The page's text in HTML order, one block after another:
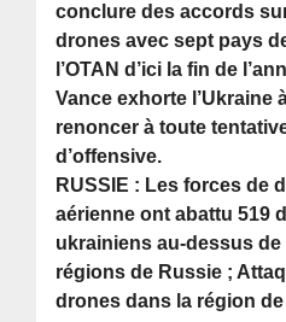
conclure des accords
drones avec sept pays
l’OTAN d’ici la fin de
Vance exhorte l’Ukraine
renoncer à toute
d’offensive.
RUSSIE : Les forces de
aérienne ont abattu 519
ukrainiens au-dessus de
régions de Russie ;
drones dans la région de